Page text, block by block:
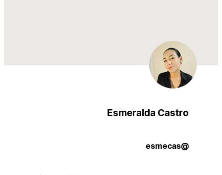
Esmeralda Castro